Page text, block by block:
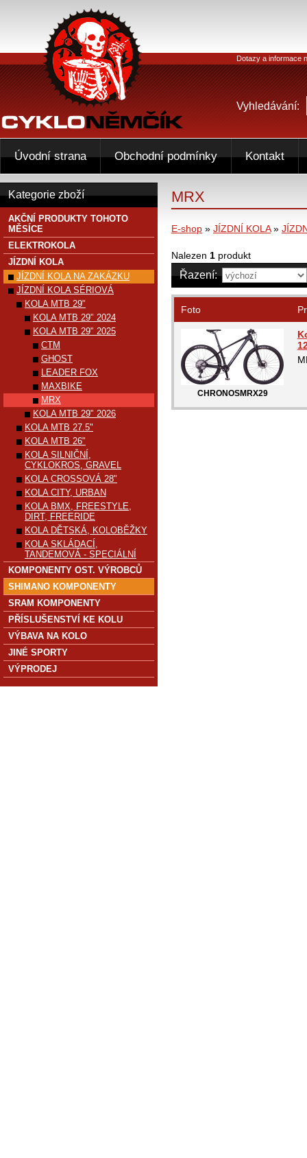
MRX
E-shop » JÍZDNÍ KOLA»
Nalezen 1 produkt
Řazení:
Foto
CHRONOSMRX29
Kategorie zboží
AKČNÍ PRODUKTY TOHOTO
MĚSÍCE
ELEKTROKOLA
JÍZDNÍ KOLA
JÍZDNÍ KOLA NA ZAKÁZKU
JÍZDNÍ KOLA SÉRIOVÁ
KOLA MTB 29"
KOLA MTB 29" 2024
KOLA MTB 29" 2025
CTM
GHOST
LEADER FOX
MAXBIKE
MRX
KOLA MTB 29" 2026
KOLA MTB 27.5"
KOLA MTB 26"
KOLA SILNIČNÍ,
CYKLOKROS, GRAVEL
KOLA CROSSOVÁ 28"
KOLA CITY, URBAN
KOLA BMX, FREESTYLE,
DIRT, FREERIDE
KOLA DĚTSKÁ, KOLOBĚŽKY
KOLA SKLÁDACÍ,
TANDEMOVÁ - SPECIÁLNÍ
KOMPONENTY OST. VÝROBCŮ
SHIMANO KOMPONENTY
SRAM KOMPONENTY
PŘÍSLUŠENSTVÍ KE KOLU
VÝBAVA NA KOLO
JINÉ SPORTY
VÝPRODEJ
Dotazy a informace
Vyhledávání:
Úvodní strana Obchodní podmínky Kontakt